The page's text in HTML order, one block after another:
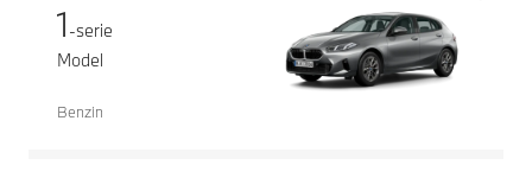
1 -serie
Model
Benzin